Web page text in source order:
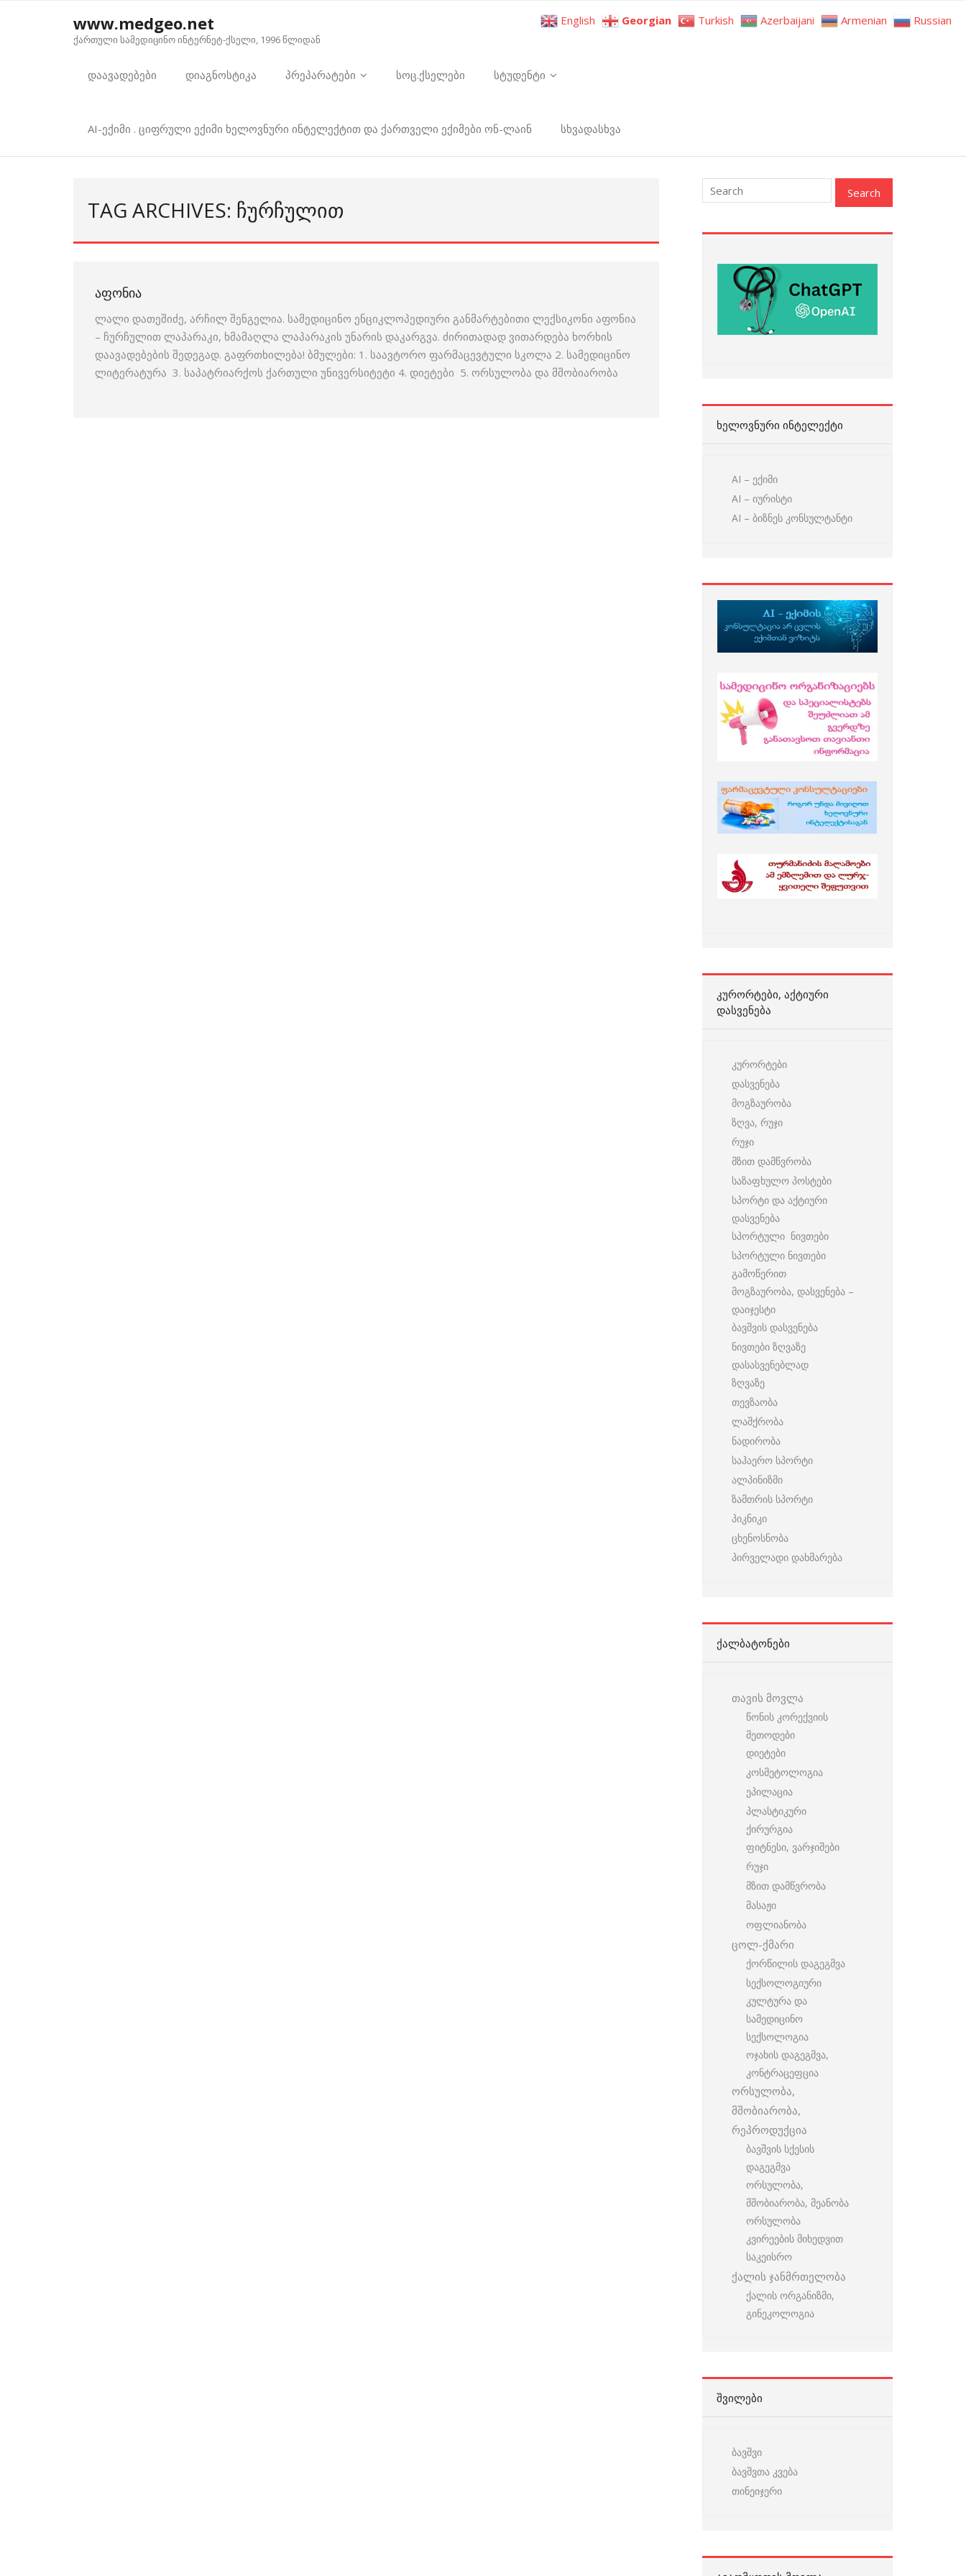
www.medgeo.net
ქართული სამედიცინო ინტერნეტ-ქსელი, 1996 წლიდან
დაავადებები დიაგნოსტიკა პრეპარატები სოც.ქსელები სტუდენტი
AI-ექიმი . ციფრული ექიმი ხელოვნური ინტელექტით და ქართველი ექიმები ონ-ლაინ სხვადასხვა
TAG ARCHIVES: ᲩᲣᲠᲩᲣᲚᲘᲗ
ᲐᲤᲝᲜᲘᲐ
ლალი დათეშიძე, არჩილ შენგელია. სამედიცინო ენციკლოპედიური განმარტებითი ლექსიკონი აფონია
– ჩურჩულით ლაპარაკი, ხმამაღლა ლაპარაკის უნარის დაკარგვა. ძირითადად ვითარდება ხორხის
დაავადებების შედეგად. გაფრთხილება! ბმულები: 1. საავტორო ფარმაცევტული სკოლა 2. სამედიცინო
ლიტერატურა 3. საპატრიარქოს ქართული უნივერსიტეტი 4. დიეტები 5. ორსულობა და მშობიარობა
ᲮᲔᲚᲝᲕᲜᲣᲠᲘ ᲘᲜᲢᲔᲚᲔᲥᲢᲘ
AI – ექიმი
AI – იურისტი
AI – ბიზნეს კონსულტანტი
ᲙᲣᲠᲝᲠᲢᲔᲑᲘ, ᲐᲥᲢᲘᲣᲠᲘ
ᲓᲐᲡᲕᲔᲜᲔᲑᲐ
კურორტები
დასვენება
მოგზაურობა
ზღვა, რუჯი
რუჯი
მზით დამწვრობა
საზაფხულო პოსტები
სპორტი და აქტიური
დასვენება
სპორტული ნივთები
სპორტული ნივთები
გამოწერით
მოგზაურობა, დასვენება –
დაიჯესტი
ბავშვის დასვენება
ნივთები ზღვაზე
დასასვენებლად
ზღვაზე
თევზაობა
ლაშქრობა
ნადირობა
საჰაერო სპორტი
ალპინიზმი
ზამთრის სპორტი
პიკნიკი
ცხენოსნობა
პირველადი დახმარება
ᲥᲐᲚᲑᲐᲢᲝᲜᲔᲑᲘ
თავის მოვლა
წონის კორექვიის
მეთოდები
დიეტები
კოსმეტოლოგია
ეპილაცია
პლასტიკური
ქირურგია
ფიტნესი, ვარჯიშები
რუჯი
მზით დამწვრობა
მასაჟი
ოფლიანობა
ცოლ-ქმარი
ქორწილის დაგეგმვა
სექსოლოგიური
კულტურა და
სამედიცინო
სექსოლოგია
ოჯახის დაგეგმვა,
კონტრაცეფცია
ორსულობა,
მშობიარობა,
რეპროდუქცია
ბავშვის სქესის
დაგეგმვა
ორსულობა,
მშობიარობა, მეანობა
ორსულობა
კვირეების მიხედვით
საკეისრო
ქალის ჯანმრთელობა
ქალის ორგანიზმი,
გინეკოლოგია
ᲨᲕᲘᲚᲔᲑᲘ
ბავშვი
ბავშვთა კვება
თინეიჯერი
English Georgian Turkish Azerbaijani Armenian Russian